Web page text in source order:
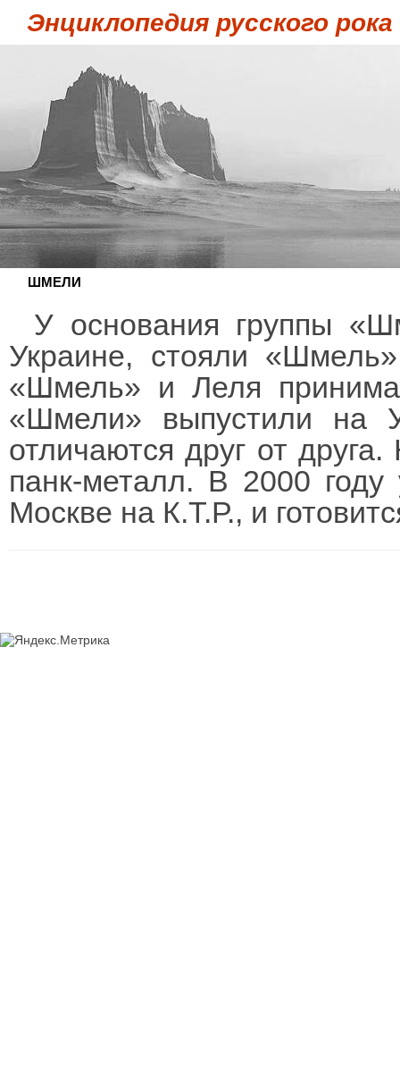
Энциклопедия русского рока
ШМЕЛИ
У основания группы
Украине, стояли
«Шмель» и Леля
«Шмели» выпустили на
отличаются друг от
панк-металл. В 2000
Москве на К.Т.Р., и